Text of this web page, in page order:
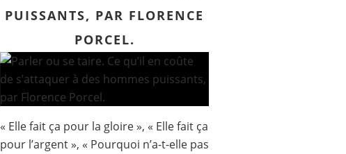
PUISSANTS, PAR FLORENCE
PORCEL.
« Elle fait ça pour la gloire », « Elle fait ça
pour l’argent », « Pourquoi n’a-t-elle pas